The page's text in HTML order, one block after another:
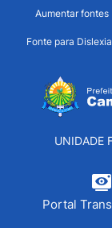
Ir para o
Ir para o
Ir para o
Aumentar fontes
Fonte para Dislexia
UNIDADE
Portal